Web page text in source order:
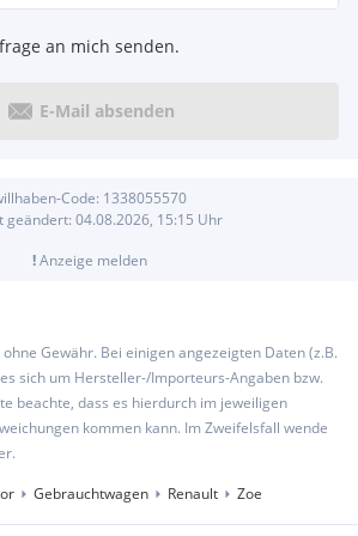
an mich senden.
E-Mail absenden
Code: 1338055570
geändert: 04.08.2026, 15:15 Uhr
!Anzeige melden
Gewähr. Bei einigen angezeigten Daten (z.B.
sich um Hersteller-/Importeurs-Angaben bzw.
beachte, dass es hierdurch im jeweiligen
kommen kann. Im Zweifelsfall wende
Gebrauchtwagen Renault Zoe